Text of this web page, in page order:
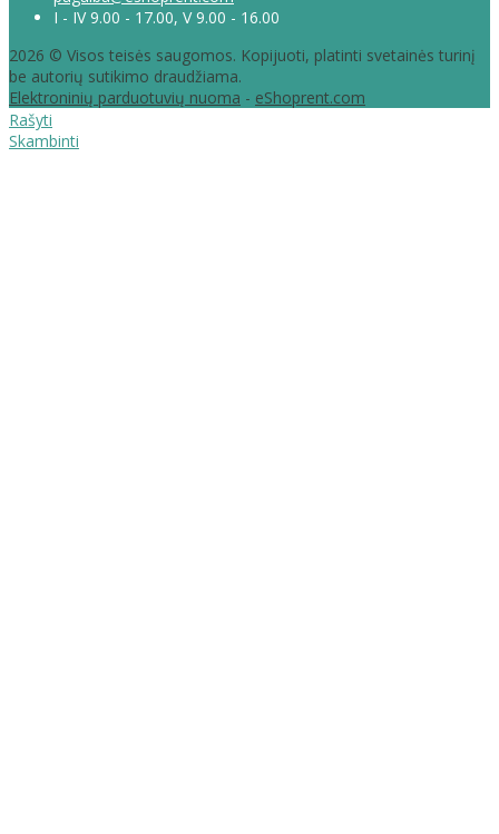
I - IV 9.00 - 17.00, V 9.00 - 16.00
2026 © Visos teisės saugomos. Kopijuoti, platinti svetainės turinį
be autorių sutikimo draudžiama.
Elektroninių parduotuvių nuoma - eShoprent.com
Rašyti
Skambinti